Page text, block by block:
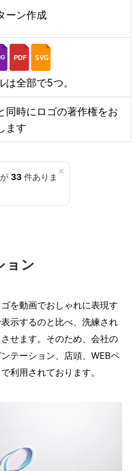
ーン作成
PDF SVG
は全部で5つ。
同時にロゴの著作権をお
ます
×
33 件ありま
ョン
を動画でおしゃれに表現す
示するのと比べ、洗練され
せます。そのため、会社の
テーション、店頭、WEBペ
利用されております。